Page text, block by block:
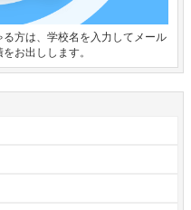
方は、学校名を入力してメール
お出しします。